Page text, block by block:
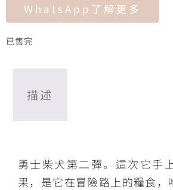
WhatsApp了解更多
已售完
描述
勇士柴犬第二彈。這次它手
果，是它在冒險路上的糧食，